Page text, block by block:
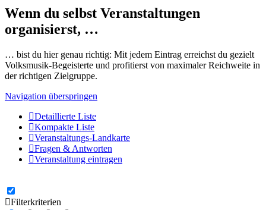
Wenn du selbst Veranstaltungen
organisierst, …
… bist du hier genau richtig: Mit jedem Eintrag erreichst du gezielt
Volksmusik-Begeisterte und profitierst von maximaler Reichweite in
der richtigen Zielgruppe.
Navigation überspringen
Detaillierte Liste
Kompakte Liste
Veranstaltungs-Landkarte
Fragen & Antworten
Veranstaltung eintragen
Filterkriterien